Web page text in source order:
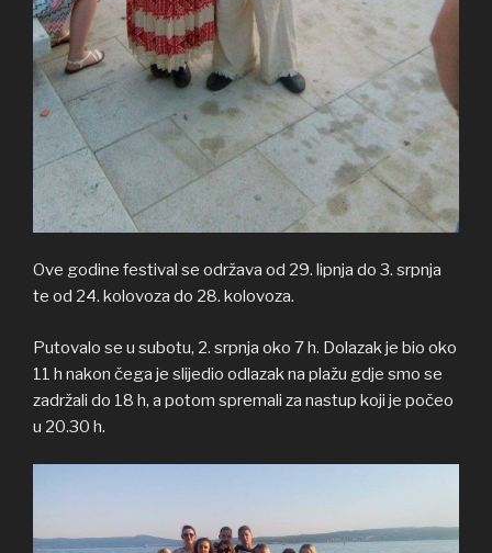
Ove godine festival se održava od 29. lipnja do 3. srpnja
te od 24. kolovoza do 28. kolovoza.
Putovalo se u subotu, 2. srpnja oko 7 h. Dolazak je bio oko
11 h nakon čega je slijedio odlazak na plažu gdje smo se
zadržali do 18 h, a potom spremali za nastup koji je počeo
u 20.30 h.